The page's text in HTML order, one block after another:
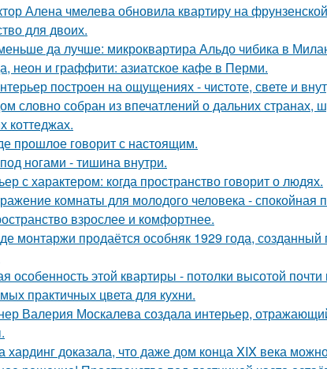
Алена чмелева обновила квартиру на
для двоих.
да лучше: микроквартира Альдо чибика в
неон и граффити: азиатское кафе в Перми.
построен на ощущениях - чистоте, свете и
словно собран из впечатлений о дальних странах,
коттеджах.
прошлое говорит с настоящим.
ногами - тишина внутри.
с характером: когда пространство говорит о людях.
комнаты для молодого человека - спокойная
взрослее и комфортнее.
монтаржи продаётся особняк 1929 года,
особенность этой квартиры - потолки высотой почти
практичных цвета для кухни.
Валерия Москалева создала интерьер,
хардинг доказала, что даже дом конца XIX века